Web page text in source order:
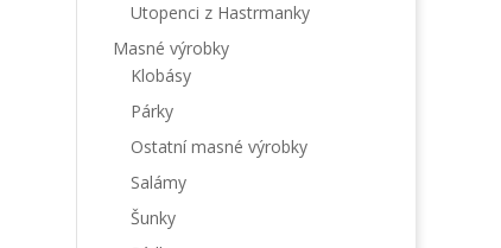
Utopenci z Hastrmanky
Masné výrobky
Klobásy
Párky
Ostatní masné výrobky
Salámy
Šunky